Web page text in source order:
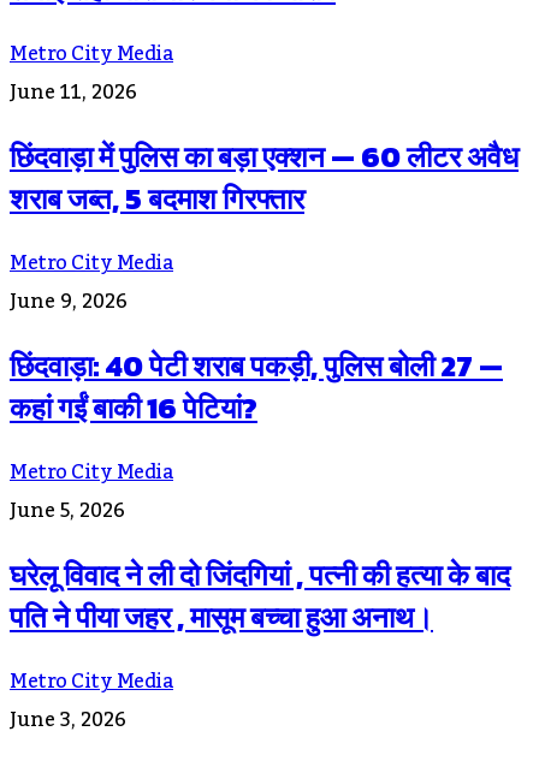
Metro City Media
June 11, 2026
छिंदवाड़ा में पुलिस का बड़ा एक्शन — 60 लीटर अवैध
शराब जब्त, 5 बदमाश गिरफ्तार
Metro City Media
June 9, 2026
छिंदवाड़ा: 40 पेटी शराब पकड़ी, पुलिस बोली 27 —
कहां गईं बाकी 16 पेटियां?
Metro City Media
June 5, 2026
घरेलू विवाद ने ली दो जिंदगियां , पत्नी की हत्या के बाद
पति ने पीया जहर , मासूम बच्चा हुआ अनाथ।
Metro City Media
June 3, 2026